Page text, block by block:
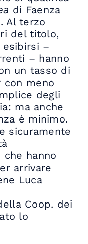
di Faenza
Al terzo
del titolo,
–
– hanno
un tasso di
meno
degli
ma anche
è minimo.
sicuramente
che hanno
arrivare
Luca
Coop. dei
lo